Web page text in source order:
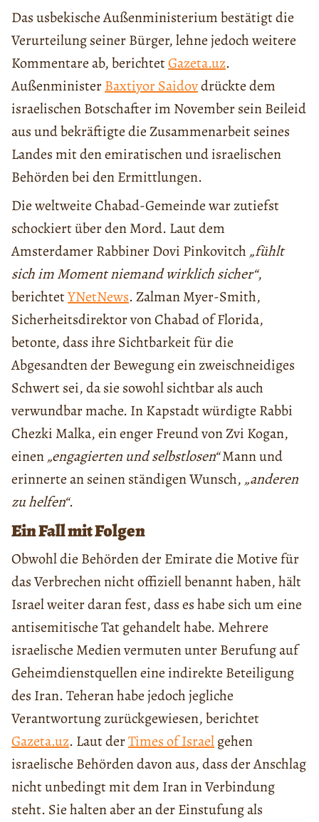
Das usbekische Außenministerium bestätigt die
Verurteilung seiner Bürger, lehne jedoch weitere
Kommentare ab, berichtetGazeta.uz.
AußenministerBaxtiyor Saidovdrückte dem
israelischen Botschafter im November sein Beileid
aus und bekräftigte die Zusammenarbeit seines
Landes mit den emiratischen und israelischen
Behörden bei den Ermittlungen.
Die weltweite Chabad-Gemeinde war zutiefst
schockiert über den Mord. Laut dem
Amsterdamer Rabbiner Dovi Pinkovitch „fühlt
sich im Moment niemand wirklich sicher“,
berichtetYNetNews. Zalman Myer-Smith,
Sicherheitsdirektor von Chabad of Florida,
betonte, dass ihre Sichtbarkeit für die
Abgesandten der Bewegung ein zweischneidiges
Schwert sei, da sie sowohl sichtbar als auch
verwundbar mache. In Kapstadt würdigte Rabbi
Chezki Malka, ein enger Freund von Zvi Kogan,
einen„engagierten und selbstlosen“Mann und
erinnerte an seinen ständigen Wunsch, „anderen
zu helfen“.
Ein Fall mit Folgen
Obwohl die Behörden der Emirate die Motive für
das Verbrechen nicht offiziell benannt haben, hält
Israel weiter daran fest, dass es habe sich um eine
antisemitische Tat gehandelt habe. Mehrere
israelische Medien vermuten unter Berufung auf
Geheimdienstquellen eine indirekte Beteiligung
des Iran. Teheran habe jedoch jegliche
Verantwortung zurückgewiesen, berichtet
Gazeta.uz. Laut derTimes of Israelgehen
israelische Behörden davon aus, dass der Anschlag
nicht unbedingt mit dem Iran in Verbindung
steht. Sie halten aber an der Einstufung als